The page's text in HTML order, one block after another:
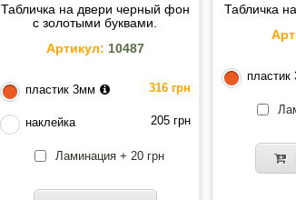
Табличка на двери черный фон
с золотыми буквами.
Артикул: 10487
пластик 3мм 316 грн
наклейка 205 грн
Ламинация + 20 грн
Табличка
пластик